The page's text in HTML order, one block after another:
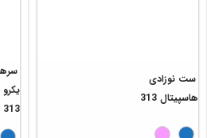
ست نوزادی
هاسپیتال 313